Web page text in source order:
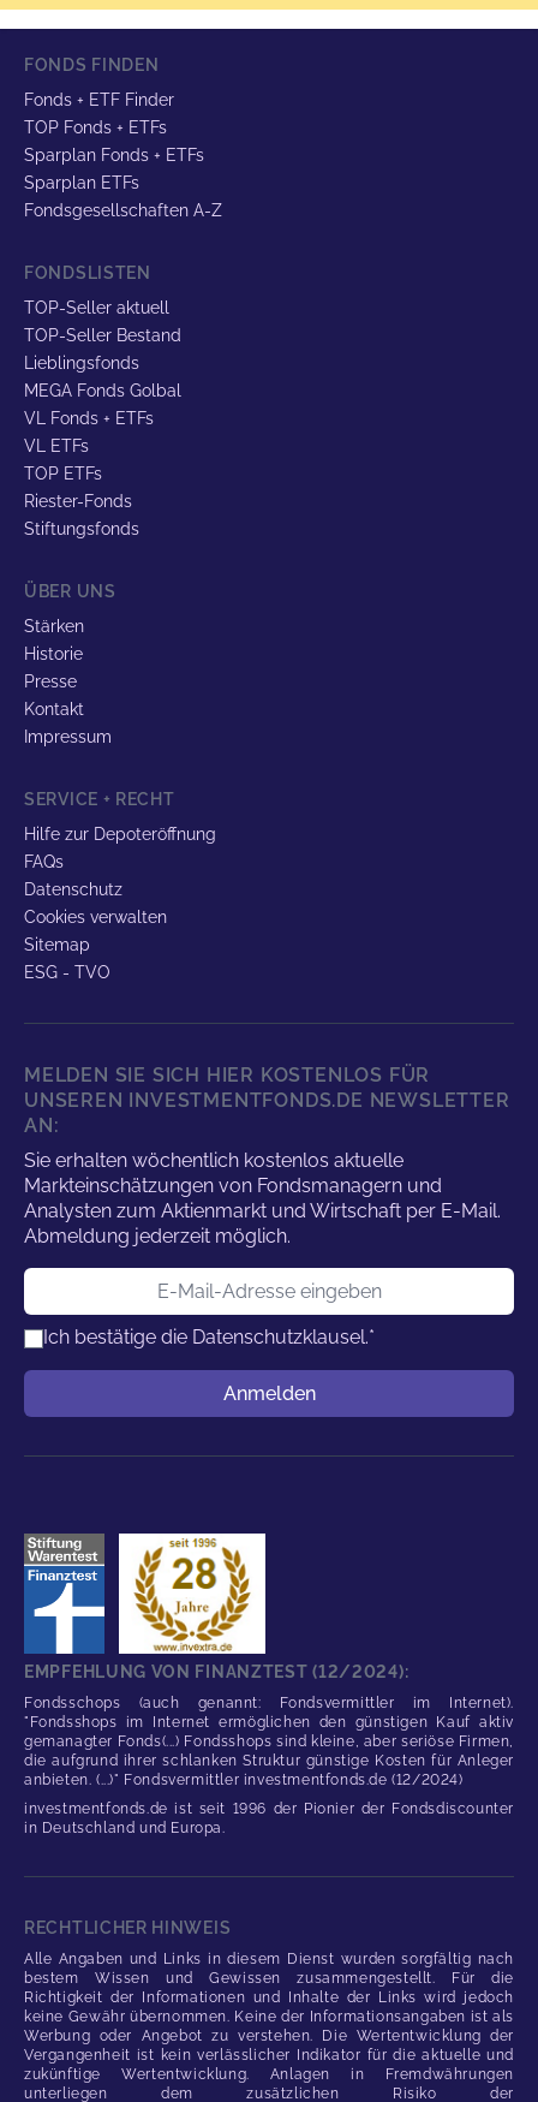
FONDS FINDEN
Fonds + ETF Finder
TOP Fonds + ETFs
Sparplan Fonds + ETFs
Sparplan ETFs
Fondsgesellschaften A-Z
FONDSLISTEN
TOP-Seller aktuell
TOP-Seller Bestand
Lieblingsfonds
MEGA Fonds Golbal
VL Fonds + ETFs
VL ETFs
TOP ETFs
Riester-Fonds
Stiftungsfonds
ÜBER UNS
Stärken
Historie
Presse
Kontakt
Impressum
SERVICE + RECHT
Hilfe zur Depoteröffnung
FAQs
Datenschutz
Cookies verwalten
Sitemap
ESG - TVO
MELDEN SIE SICH HIER KOSTENLOS FÜR
UNSEREN INVESTMENTFONDS.DE NEWSLETTER
AN:
Sie erhalten wöchentlich kostenlos aktuelle
Markteinschätzungen von Fondsmanagern und
Analysten zum Aktienmarkt und Wirtschaft per E-Mail.
Abmeldung jederzeit möglich.
E-Mail-Adresse
Ich bestätige die Datenschutzklausel.*
Anmelden
EMPFEHLUNG VON FINANZTEST (12/2024):
Fondsschops (auch genannt: Fondsvermittler im Internet).
"Fondsshops im Internet ermöglichen den günstigen Kauf aktiv
gemanagter Fonds(...) Fondsshops sind kleine, aber seriöse Firmen,
die aufgrund ihrer schlanken Struktur günstige Kosten für Anleger
anbieten. (...)" Fondsvermittler investmentfonds.de (12/2024)
investmentfonds.de ist seit 1996 der Pionier der Fondsdiscounter
in Deutschland und Europa.
RECHTLICHER HINWEIS
Alle Angaben und Links in diesem Dienst wurden sorgfältig nach
bestem Wissen und Gewissen zusammengestellt. Für die
Richtigkeit der Informationen und Inhalte der Links wird jedoch
keine Gewähr übernommen. Keine der Informationsangaben ist als
Werbung oder Angebot zu verstehen. Die Wertentwicklung der
Vergangenheit ist kein verlässlicher Indikator für die aktuelle und
zukünftige Wertentwicklung. Anlagen in Fremdwährungen
unterliegen dem zusätzlichen Risiko der